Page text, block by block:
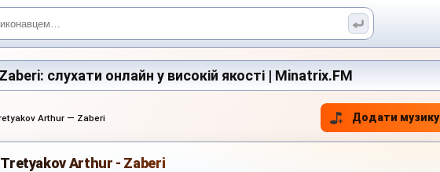
слухати онлайн у високій якості | Minatrix.FM
Arthur — Zaberi Додати музику
Tretyakov Arthur - Zaberi